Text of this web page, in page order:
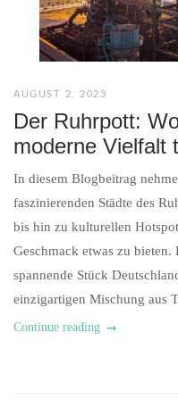
AUGUST 2, 2023
Der Ruhrpott:
moderne Vielfalt
In diesem Blogbeitrag
faszinierenden Städte des
bis hin zu kulturellen
Geschmack etwas zu bieten.
spannende Stück
einzigartigen Mischung aus
Continue reading